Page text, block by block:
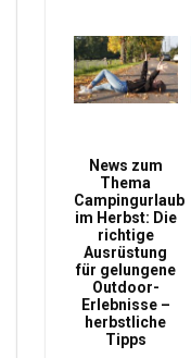
News zum
Thema
Campingurlaub
im Herbst: Die
richtige
Ausrüstung
für gelungene
Outdoor-
Erlebnisse –
herbstliche
Tipps